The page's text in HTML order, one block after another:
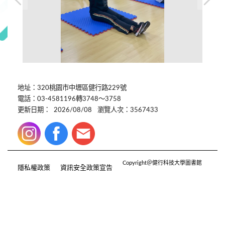
地址：320桃園市中壢區健行路229號
電話：03-4581196轉3748～3758
更新日期：
2026/08/08 瀏覽人次：3567433
隱私權政策 資訊安全政策宣告
Copyright＠健行科技大學圖書館